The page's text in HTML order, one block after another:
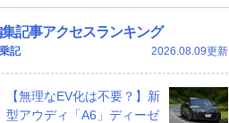
記事アクセスランキング
記 2026.08.09更新
【無理なEV化は不要？】新
型アウディ「A6」ディーゼ